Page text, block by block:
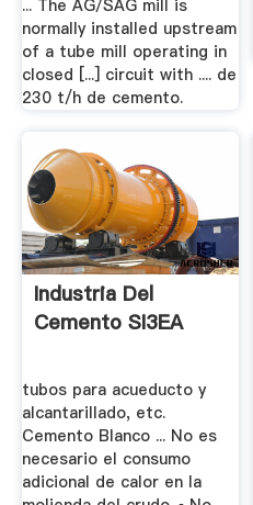
... The AG/SAG mill is
normally installed upstream
of a tube mill operating in
closed [...] circuit with .... de
230 t/h de cemento.
Industria Del
Cemento SI3EA
tubos para acueducto y
alcantarillado, etc.
Cemento Blanco ... No es
necesario el consumo
adicional de calor en la